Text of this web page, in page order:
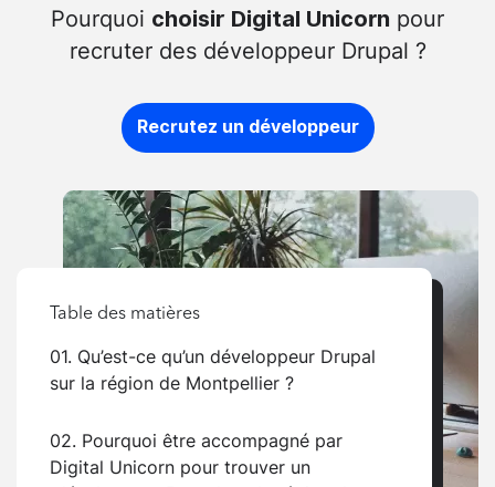
Pourquoi choisir Digital Unicorn pour
recruter des développeur Drupal ?
Recrutez un développeur
Table des matières
01. Qu’est-ce qu’un développeur Drupal
sur la région de Montpellier ?
02. Pourquoi être accompagné par
Digital Unicorn pour trouver un